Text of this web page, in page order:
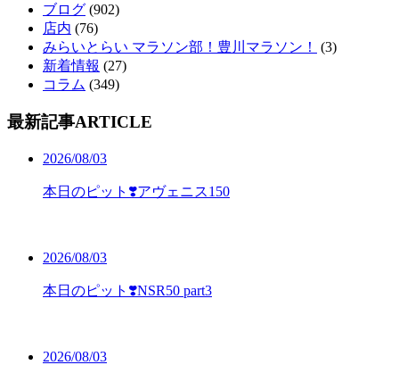
ブログ (902)
店内 (76)
みらいとらい マラソン部！豊川マラソン！
(3)
新着情報 (27)
コラム (349)
最新記事ARTICLE
2026/08/03
本日のピット❣️アヴェニス150
2026/08/03
本日のピット❣️NSR50 part3
2026/08/03